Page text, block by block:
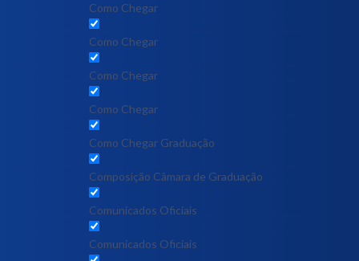
Como Chegar
Como Chegar
Como Chegar
Como Chegar
Como Chegar Graduação
Composição Câmara de Graduação
Comunicados Oficiais
Comunicados Oficiais